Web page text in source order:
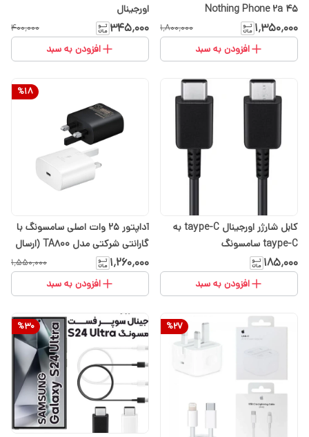
Nothing Phone 2a ۴۵
وسامسونگ
۱٬۳۵۰٬۰۰۰ ۱٬۸۰۰٬۰۰۰
افزودن به سبد
اورجینال
۳۴۵٬۰۰۰ ۴۰۰٬۰۰۰
افزودن به سبد
کابل شارژر اورجینال taype-C به
taype-C سامسونگ
۶ ماهه
۱۸۵٬۰۰۰
افزودن به سبد
%18
آداپتور 25 وات اصلی سامسونگ با
گارانتی شرکتی مدل TA800 (ارسال
رایگان با انتخاب گزینه تیپاکس)
۱٬۲۶۰٬۰۰۰ ۱٬۵۵۰٬۰۰۰
افزودن به سبد
%27
%30